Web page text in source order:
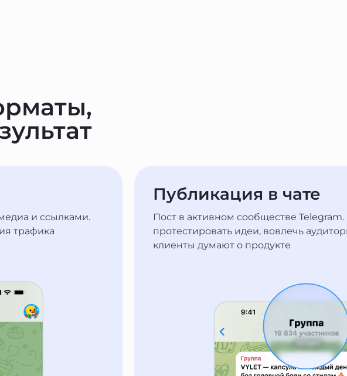
и ссылками.
трафика
Публикация в чате
Пост в активном сообществе
протестировать идеи, вовлечь
клиенты думают о продукте